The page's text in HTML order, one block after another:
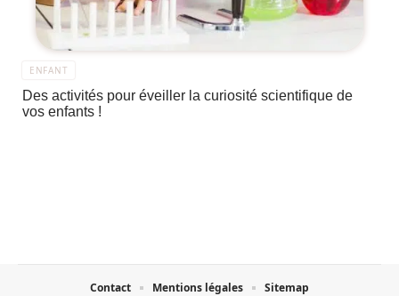
ENFANT
Des activités pour éveiller la curiosité scientifique de
vos enfants !
Contact Mentions légales Sitemap